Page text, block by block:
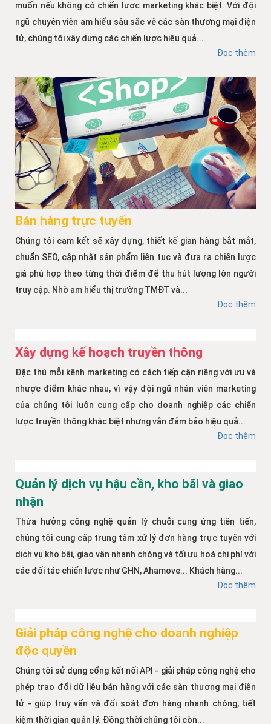
muốn nếu không có chiến lược marketing khác biệt. Với đội
ngũ chuyên viên am hiểu sâu sắc về các sàn thương mại điện
tử, chúng tôi xây dựng các chiến lược hiệu quả...
Đọc thêm
Bán hàng trực tuyến
Chúng tôi cam kết sẽ xây dựng, thiết kế gian hàng bắt mắt,
chuẩn SEO, cập nhật sản phẩm liên tục và đưa ra chiến lược
giá phù hợp theo từng thời điểm để thu hút lượng lớn người
truy cập. Nhờ am hiểu thị trường TMĐT và...
Đọc thêm
Xây dựng kế hoạch truyền thông
Đặc thù mỗi kênh marketing có cách tiếp cận riêng với ưu và
nhược điểm khác nhau, vì vậy đội ngũ nhân viên marketing
của chúng tôi luôn cung cấp cho doanh nghiệp các chiến
lược truyền thông khác biệt nhưng vẫn đảm bảo hiệu quả...
Đọc thêm
Quản lý dịch vụ hậu cần, kho bãi và giao
nhận
Thừa hưởng công nghệ quản lý chuỗi cung ứng tiên tiến,
chúng tôi cung cấp trung tâm xử lý đơn hàng trực tuyến với
dịch vụ kho bãi, giao vận nhanh chóng và tối ưu hoá chi phí với
các đối tác chiến lược như GHN, Ahamove... Khách hàng...
Đọc thêm
Giải pháp công nghệ cho doanh nghiệp
độc quyền
Chúng tôi sử dụng cổng kết nối API - giải pháp công nghệ cho
phép trao đổi dữ liệu bán hàng với các sàn thương mại điện
tử - giúp truy vấn và đối soát đơn hàng nhanh chóng, tiết
kiệm thời gian quản lý. Đồng thời chúng tôi còn...